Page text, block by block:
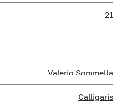
21
Valerio Sommella
Calligaris